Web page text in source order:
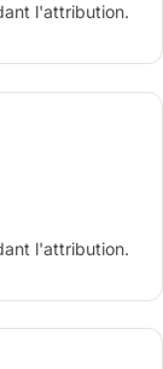
l'attribution.
l'attribution.